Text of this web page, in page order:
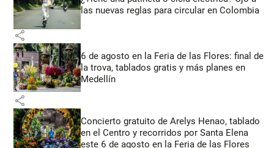
las nuevas reglas para circular en Colombia
share
6 de agosto en la Feria de las Flores: final de
la trova, tablados gratis y más planes en
Medellín
share
Concierto gratuito de Arelys Henao, tablado
en el Centro y recorridos por Santa Elena
este 6 de agosto en la Feria de las Flores